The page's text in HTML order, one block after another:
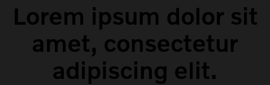
Lorem ipsum dolor sit
amet, consectetur
adipiscing elit.